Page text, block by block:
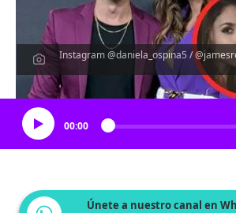
Instagram @daniela_ospina5 /
Escucha el artículo
00:00
Únete a nuestro canal en